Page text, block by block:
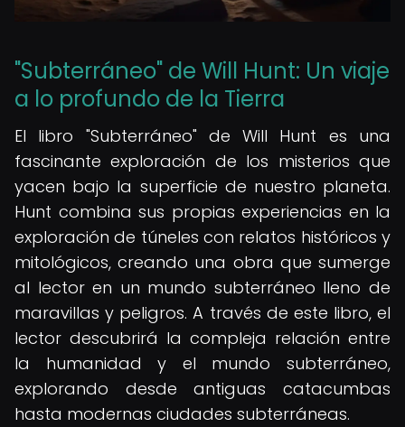
"Subterráneo" de Will Hunt: Un viaje
a lo profundo de la Tierra
El libro "Subterráneo" de Will Hunt es una
fascinante exploración de los misterios que
yacen bajo la superficie de nuestro planeta.
Hunt combina sus propias experiencias en la
exploración de túneles con relatos históricos y
mitológicos, creando una obra que sumerge
al lector en un mundo subterráneo lleno de
maravillas y peligros. A través de este libro, el
lector descubrirá la compleja relación entre
la humanidad y el mundo subterráneo,
explorando desde antiguas catacumbas
hasta modernas ciudades subterráneas.